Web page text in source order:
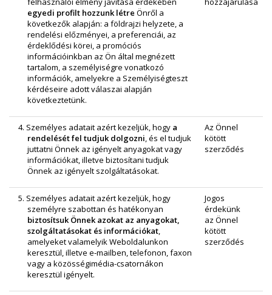
egyedi profilt hozzunk létre Önről a
következők alapján: a földrajzi helyzete, a
rendelési előzményei, a preferenciái, az
érdeklődési körei, a promóciós
információinkban az Ön által megnézett
tartalom, a személyiségre vonatkozó
információk, amelyekre a Személyiségteszt
kérdéseire adott válaszai alapján
következtetünk.
4. Személyes adatait azért kezeljük, hogy a
rendelését fel tudjuk dolgozni, és el tudjuk
juttatni Önnek az igényelt anyagokat vagy
információkat, illetve biztosítani tudjuk
Önnek az igényelt szolgáltatásokat.
Az Önnel
kötött
szerződés
5. Személyes adatait azért kezeljük, hogy
személyre szabottan és hatékonyan
biztosítsuk Önnekazokat az anyagokat,
szolgáltatásokat és információkat,
amelyeket valamelyik Weboldalunkon
keresztül, illetve e‑mailben, telefonon, faxon
vagy a közösségimédia-csatornákon
keresztül igényelt.
Jogos
érdekünk
az Önnel
kötött
szerződés